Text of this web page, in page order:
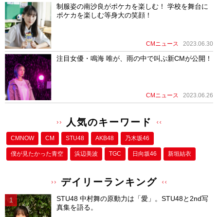
制服姿の南沙良がポケカを楽しむ！ 学校を舞台に
ポケカを楽しむ等身大の笑顔！
CMニュース 2023.06.30
注目女優・鳴海 唯が、雨の中で叫ぶ新CMが公開！
CMニュース 2023.06.26
人気のキーワード
CMNOW CM STU48 AKB48 乃木坂46
僕が⾒たかった⻘空 浜辺美波 TGC 日向坂46 新垣結衣
デイリーランキング
STU48 中村舞の原動力は「愛」。STU48と2nd写
真集を語る。